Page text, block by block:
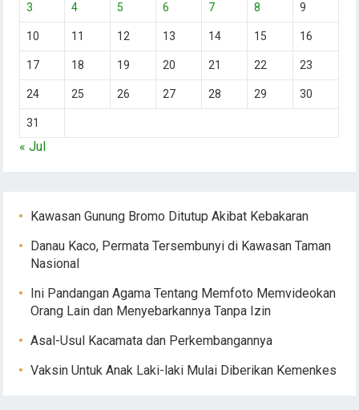
3 4 5 6 7 8 9
10 11 12 13 14 15 16
17 18 19 20 21 22 23
24 25 26 27 28 29 30
31
« Jul
Kawasan Gunung Bromo Ditutup Akibat Kebakaran
Danau Kaco, Permata Tersembunyi di Kawasan Taman
Nasional
Ini Pandangan Agama Tentang Memfoto Memvideokan
Orang Lain dan Menyebarkannya Tanpa Izin
Asal-Usul Kacamata dan Perkembangannya
Vaksin Untuk Anak Laki-laki Mulai Diberikan Kemenkes